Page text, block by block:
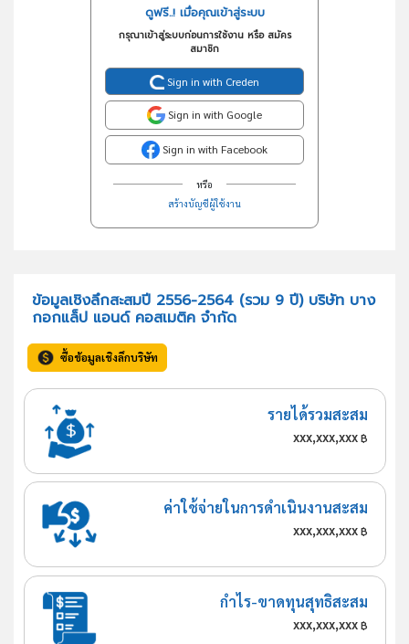
ดูฟรี..! เมื่อคุณเข้าสู่ระบบ
กรุณาเข้าสู่ระบบก่อนการใช้งาน หรือ สมัคร
สมาชิก
Sign in with Creden
Sign in with Google
Sign in with Facebook
หรือ
สร้างบัญชีผู้ใช้งาน
ข้อมูลเชิงลึกสะสมปี 2556-2564 (รวม 9 ปี) บริษัท บาง
กอกแล็ป แอนด์ คอสเมติค จำกัด
ซื้อข้อมูลเชิงลึกบริษัท
รายได้รวมสะสม
xxx,xxx,xxx฿
ค่าใช้จ่ายในการดำเนินงานสะสม
xxx,xxx,xxx฿
กำไร-ขาดทุนสุทธิสะสม
xxx,xxx,xxx฿